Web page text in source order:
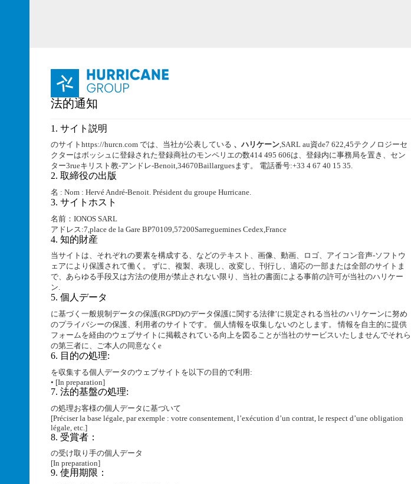
法的通知
1. サイト説明
のサイトhttps://hurcn.com では、当社が公表している 、ハリケーン,SARL au資de7 622,45テクノロジーセ
クターはボッシュに登録された登録商社のモンペリエの数414 495 606は、登録内に事務局を置き、セン
ター3rueキリスト教-アンドレ-Benoit,34670Baillarguesます。 電話番号:+33 4 67 40 15 35.
2. 取締役の出版
名 : Nom : Hervé André-Benoit. Président du groupe Hurricane.
3. サイトホスト
名前：IONOS SARL
アドレス:7,place de la Gare BP70109,57200Sarreguemines Cedex,France
4. 知的財産
当サイトは、それぞれの要素を構成する、などのテキスト、画像、動画、ロゴ、アイコン音声-ソフトウ
ェアにより保護されて働く。 ずに、複製、表現し、改変し、刊行し、適応の一部または全部のサイトま
で、あらゆる手段又は方法の使用が禁止されない限り、当社の書面による事前の許可が当社のハリケー
ン.
5. 個人データ
に基づく一般規制データの保護(RGPD)のデータ保護に関する法律’に規定される当社のハリケーンに努め
のプライバシーの保護、利用者のサイトです。 個人情報を収集しないのとします。 情報を自主的に提供
フォームを経由のウェブサイトに掲載されている向上を図ることが当社のサービスいたしませんでそれら
の第三者に、ご本人の同意なくe
6. 目的の処理:
を収集する個人データのウェブサイトを以下の目的で利用:
• [In preparation]
7. 法的基盤の処理:
の処理お客様の個人データに基づいて
[Préciser la base légale, par exemple : votre consentement, l’exécution d’un contrat, le respect d’une obligation
légale, etc.]
8. 受賞者：
の受け取り手の個人データ
[In preparation]
9. 使用期限：